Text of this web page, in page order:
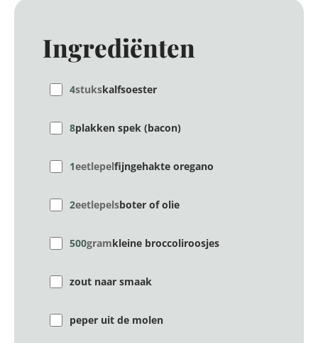
Ingrediënten
4stukskalfsoester
8plakken spek (bacon)
1eetlepelfijngehakte oregano
2eetlepelsboter of olie
500gramkleine broccoliroosjes
zout naar smaak
peper uit de molen